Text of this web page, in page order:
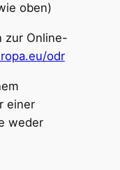
oben)
zur Online-
odr
einer
weder